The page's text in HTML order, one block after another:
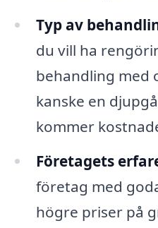
Typ av
du vill ha
behandling med
kanske en
kommer
Företagets
företag med
högre priser på